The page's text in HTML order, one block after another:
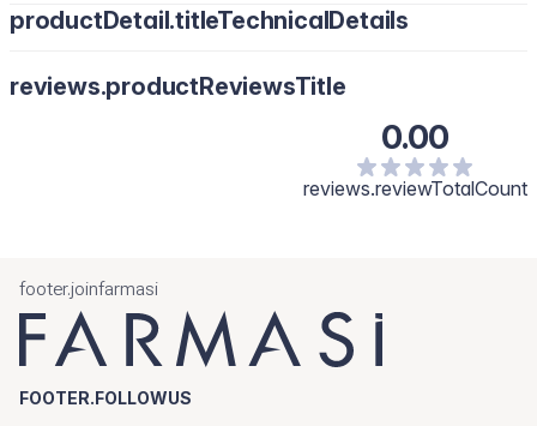
productDetail.titleTechnicalDetails
reviews.productReviewsTitle
0.00
reviews.reviewTotalCount
footer.joinfarmasi
FOOTER.FOLLOWUS